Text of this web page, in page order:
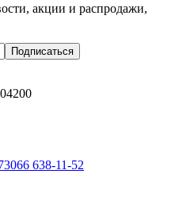
акции и распродажи,
Подписаться
066 638-11-52